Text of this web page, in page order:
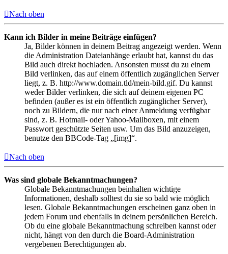
Nach oben
Kann ich Bilder in meine Beiträge einfügen?
Ja, Bilder können in deinem Beitrag angezeigt werden. Wenn
die Administration Dateianhänge erlaubt hat, kannst du das
Bild auch direkt hochladen. Ansonsten musst du zu einem
Bild verlinken, das auf einem öffentlich zugänglichen Server
liegt, z. B. http://www.domain.tld/mein-bild.gif. Du kannst
weder Bilder verlinken, die sich auf deinem eigenen PC
befinden (außer es ist ein öffentlich zugänglicher Server),
noch zu Bildern, die nur nach einer Anmeldung verfügbar
sind, z. B. Hotmail- oder Yahoo-Mailboxen, mit einem
Passwort geschützte Seiten usw. Um das Bild anzuzeigen,
benutze den BBCode-Tag „[img]“.
Nach oben
Was sind globale Bekanntmachungen?
Globale Bekanntmachungen beinhalten wichtige
Informationen, deshalb solltest du sie so bald wie möglich
lesen. Globale Bekanntmachungen erscheinen ganz oben in
jedem Forum und ebenfalls in deinem persönlichen Bereich.
Ob du eine globale Bekanntmachung schreiben kannst oder
nicht, hängt von den durch die Board-Administration
vergebenen Berechtigungen ab.